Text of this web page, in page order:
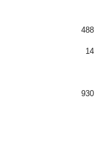
488
14
930